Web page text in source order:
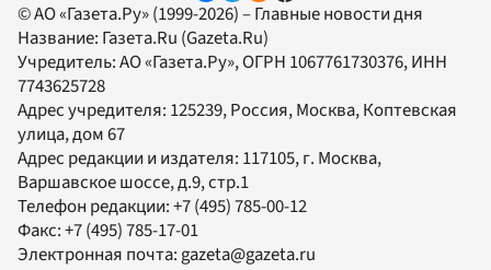
© АО «Газета.Ру» (1999-2026) – Главные новости дня
Название: Газета.Ru (Gazeta.Ru)
Учредитель:АО «Газета.Ру», ОГРН 1067761730376, ИНН
7743625728
Адрес учредителя: 125239, Россия, Москва, Коптевская
улица, дом 67
Адрес редакции и издателя: 117105, г. Москва,
Варшавское шоссе, д.9, стр.1
Телефон редакции:+7 (495) 785-00-12
Факс:+7 (495) 785-17-01
Электронная почта:gazeta@gazeta.ru